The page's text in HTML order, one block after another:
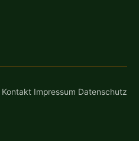
Kontakt Impressum Datenschutz